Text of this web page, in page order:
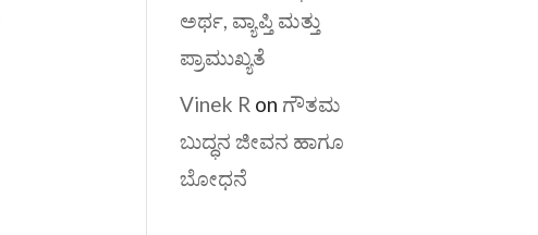
ಅರ್ಥ, ವ್ಯಾಪ್ತಿ ಮತ್ತು
ಪ್ರಾಮುಖ್ಯತೆ
Vinek R on ಗೌತಮ
ಬುದ್ಧನ ಜೀವನ ಹಾಗೂ
ಬೋಧನೆ